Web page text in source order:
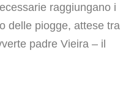
raggiungano i
delle piogge, attese tra
padre Vieira – il